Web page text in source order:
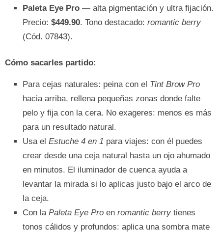
Paleta Eye Pro — alta pigmentación y ultra fijación.
Precio: $449.90. Tono destacado: romantic berry
(Cód. 07843).
Cómo sacarles partido:
Para cejas naturales: peina con el Tint Brow Pro
hacia arriba, rellena pequeñas zonas donde falte
pelo y fija con la cera. No exageres: menos es más
para un resultado natural.
Usa el Estuche 4 en 1 para viajes: con él puedes
crear desde una ceja natural hasta un ojo ahumado
en minutos. El iluminador de cuenca ayuda a
levantar la mirada si lo aplicas justo bajo el arco de
la ceja.
Con la Paleta Eye Pro en romantic berry tienes
tonos cálidos y profundos: aplica una sombra mate